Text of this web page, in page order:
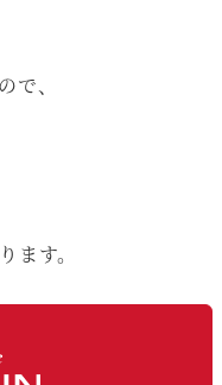
で、
ます。